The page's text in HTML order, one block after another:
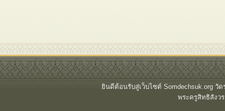
ยินดีต้อนรับสู่เว็บไซต์ Somdechsuk.org วั
พระครูสิทธิสัง